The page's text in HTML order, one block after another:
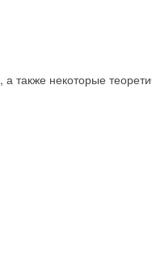
также некоторые